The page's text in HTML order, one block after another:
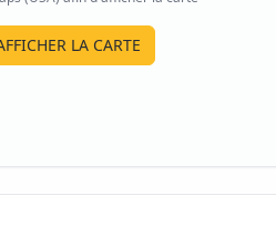
LA CARTE